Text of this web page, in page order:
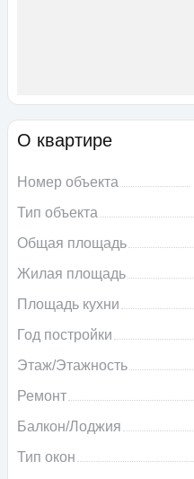
О квартире
Номер объекта
Тип объекта
Общая площадь
Жилая площадь
Площадь кухни
Год постройки
Этаж/Этажность
Ремонт
Балкон/Лоджия
Тип окон